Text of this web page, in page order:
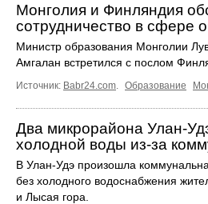
Монголия и Финляндия
сотрудничество в сфере
Министр образования Монголии
Амгалан встретился с послом
Источник: Babr24.com Образование
Два микрорайона Улан-
холодной воды из-за
В Улан-Удэ произошла
без холодного водоснабжения
и Лысая гора.